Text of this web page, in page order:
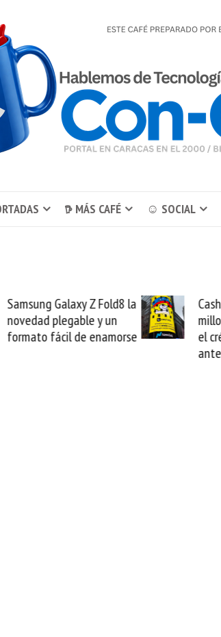
𖠚 MÁS CAFÉ ☺ SOCIAL
Cashea levanta 100
millones de dólares y valida
el crédito del venezolano